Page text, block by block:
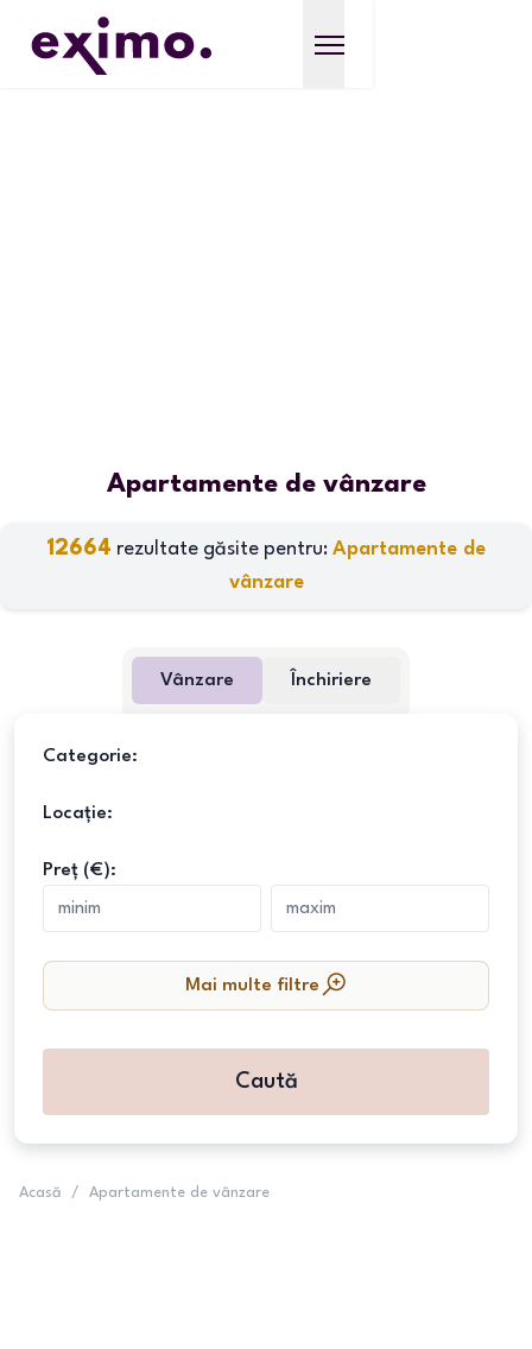
Apartamente de vânzare
12664 rezultate găsite pentru: Apartamente de
vânzare
Vânzare Închiriere
Categorie:
Locație:
Preț (€):
Mai multe filtre
Caută
Acasă / Apartamente de vânzare